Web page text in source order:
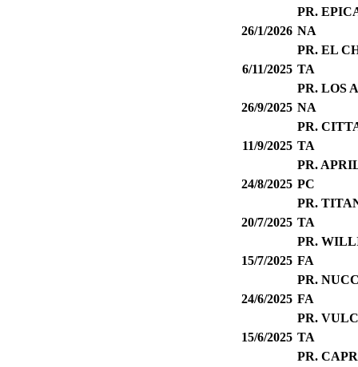
PR.
26/1/2026 NA
PR. EL
6/11/2025 TA
PR. LOS
26/9/2025 NA
PR.
11/9/2025 TA
PR.
24/8/2025 PC
PR.
20/7/2025 TA
PR.
15/7/2025 FA
PR.
24/6/2025 FA
PR.
15/6/2025 TA
PR.